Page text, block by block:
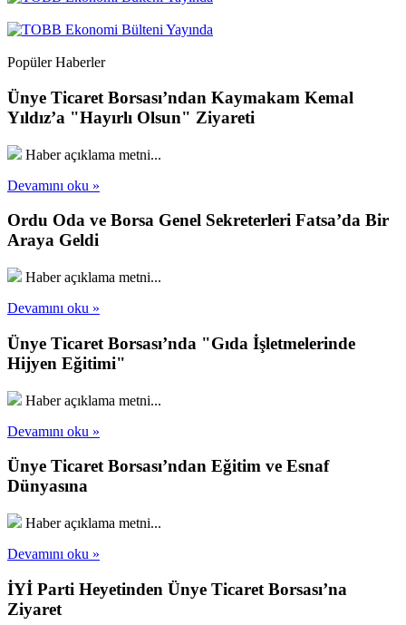
Popüler Haberler
Ünye Ticaret Borsası’ndan Kaymakam Kemal
Yıldız’a "Hayırlı Olsun" Ziyareti
Haber açıklama metni...
Devamını oku »
Ordu Oda ve Borsa Genel Sekreterleri Fatsa’da Bir
Araya Geldi
Haber açıklama metni...
Devamını oku »
Ünye Ticaret Borsası’nda "Gıda İşletmelerinde
Hijyen Eğitimi"
Haber açıklama metni...
Devamını oku »
Ünye Ticaret Borsası’ndan Eğitim ve Esnaf
Dünyasına
Haber açıklama metni...
Devamını oku »
İYİ Parti Heyetinden Ünye Ticaret Borsası’na
Ziyaret